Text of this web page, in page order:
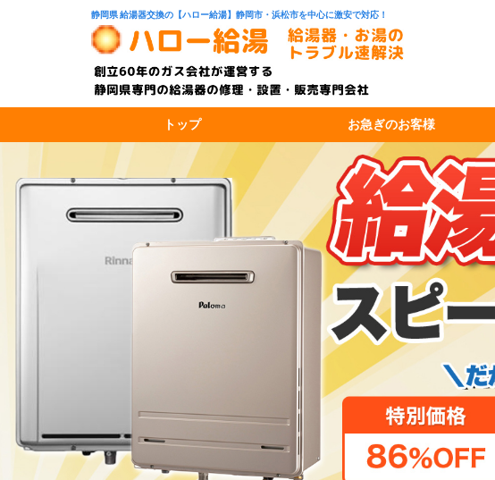
静岡県 給湯器交換の【ハロー給湯】静岡市・浜松市を中心に激安で対応！
トップ お急ぎのお客様